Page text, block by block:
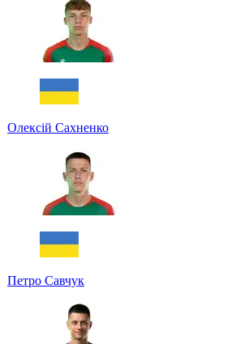
Олексій Сахненко
Петро Савчук